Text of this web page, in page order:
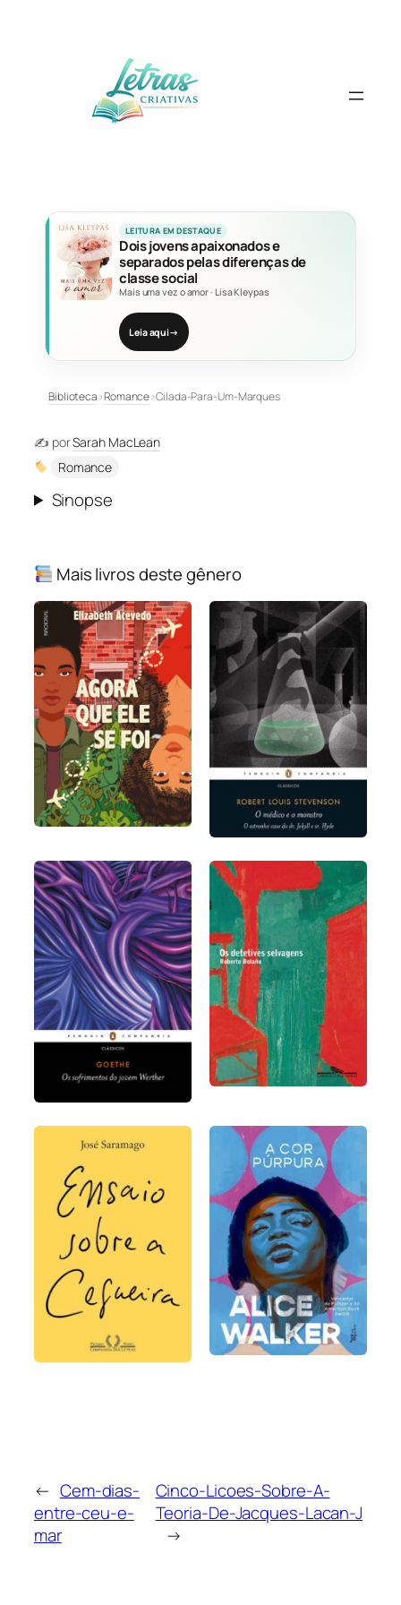
LEITURA EM DESTAQUE
Dois jovens apaixonados e
separados pelas diferenças de
classe social
Mais uma vez o amor· Lisa Kleypas
Leia aqui→
Biblioteca›Romance›Cilada-Para-Um-Marques
✍️ porSarah MacLean
Romance
Sinopse
Mais livros deste gênero
← Cem-dias-
entre-ceu-e-
mar
Cinco-Licoes-Sobre-A-
Teoria-De-Jacques-Lacan-J
→